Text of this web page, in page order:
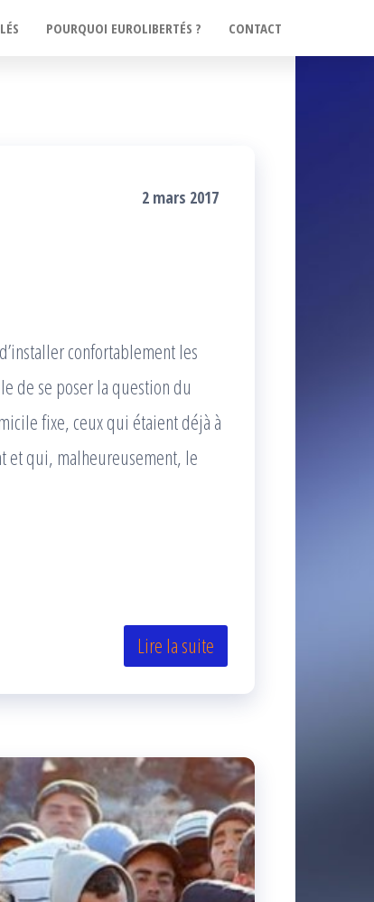
POURQUOI EUROLIBERTÉS ? CONTACT
2 mars 2017
confortablement les
de se poser la question du
fixe, ceux qui étaient déjà à
et qui, malheureusement, le
Lire la suite